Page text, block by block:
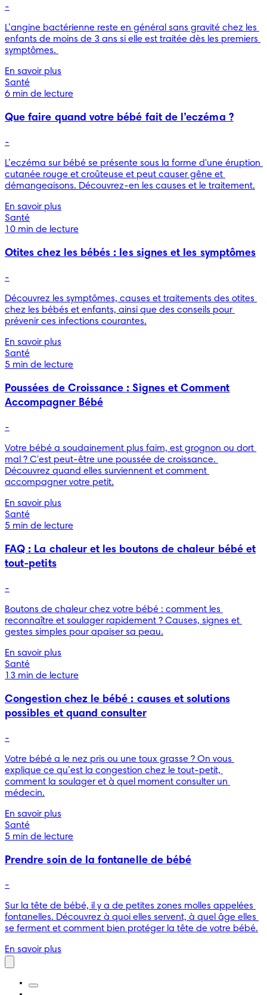
-
L’angine bactérienne reste en général sans gravité chez les
enfants de moins de 3 ans si elle est traitée dès les premiers
symptômes.
En savoir plus
Santé
6 min de lecture
Que faire quand votre bébé fait de l’eczéma ?
-
L’eczéma sur bébé se présente sous la forme d'une éruption
cutanée rouge et croûteuse et peut causer gêne et
démangeaisons. Découvrez-en les causes et le traitement.
En savoir plus
Santé
10 min de lecture
Otites chez les bébés : les signes et les symptômes
-
Découvrez les symptômes, causes et traitements des otites
chez les bébés et enfants, ainsi que des conseils pour
prévenir ces infections courantes.
En savoir plus
Santé
5 min de lecture
Poussées de Croissance : Signes et Comment
Accompagner Bébé
-
Votre bébé a soudainement plus faim, est grognon ou dort
mal ? C'est peut-être une poussée de croissance.
Découvrez quand elles surviennent et comment
accompagner votre petit.
En savoir plus
Santé
5 min de lecture
FAQ : La chaleur et les boutons de chaleur bébé et
tout-petits
-
Boutons de chaleur chez votre bébé : comment les
reconnaître et soulager rapidement ? Causes, signes et
gestes simples pour apaiser sa peau.
En savoir plus
Santé
13 min de lecture
Congestion chez le bébé : causes et solutions
possibles et quand consulter
-
Votre bébé a le nez pris ou une toux grasse ? On vous
explique ce qu’est la congestion chez le tout-petit,
comment la soulager et à quel moment consulter un
médecin.
En savoir plus
Santé
5 min de lecture
Prendre soin de la fontanelle de bébé
-
Sur la tête de bébé, il y a de petites zones molles appelées
fontanelles. Découvrez à quoi elles servent, à quel âge elles
se ferment et comment bien protéger la tête de votre bébé.
En savoir plus